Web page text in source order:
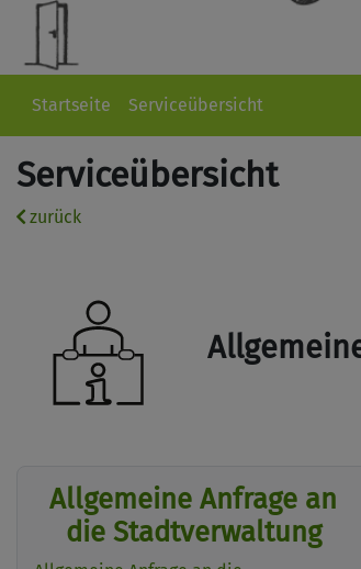
Startseite Serviceübersicht
Serviceübersicht
zurück
Allgemeine Anfrage an
die Stadtverwaltung